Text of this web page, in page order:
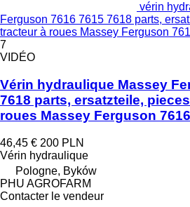
vérin
Ferguson 7616 7615 7618 parts,
tracteur à roues Massey Ferguson
7
VIDÉO
Vérin hydraulique Massey
7618 parts, ersatzteile,
roues Massey Ferguson
46,45 € 200 PLN
Vérin hydraulique
Pologne, Byków
PHU AGROFARM
Contacter le vendeur